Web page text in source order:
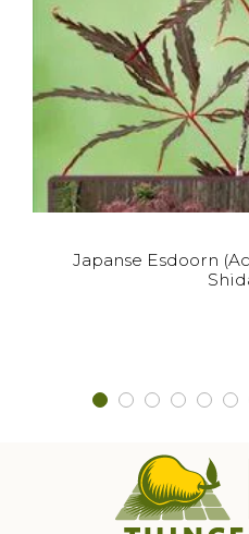
product
optie
worden
Japanse Esdoorn